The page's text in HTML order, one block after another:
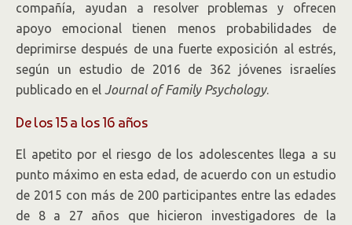
compañía, ayudan a resolver problemas y ofrecen
apoyo emocional tienen menos probabilidades de
deprimirse después de una fuerte exposición al estrés,
según un estudio de 2016 de 362 jóvenes israelíes
publicado en el Journal of Family Psychology.
De los 15 a los 16 años
El apetito por el riesgo de los adolescentes llega a su
punto máximo en esta edad, de acuerdo con un estudio
de 2015 con más de 200 participantes entre las edades
de 8 a 27 años que hicieron investigadores de la